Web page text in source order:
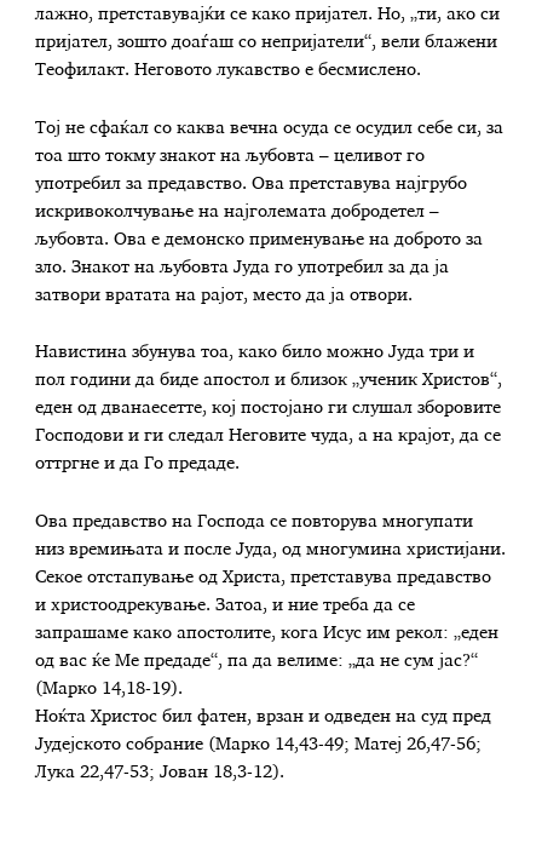
лажно, претставувајќи се како пријател. Но, „ти, ако си
пријател, зошто доаѓаш со непријатели“, вели блажени
Теофилакт. Неговото лукавство е бесмислено.
Тој не сфаќал со каква вечна осуда се осудил себе си, за
тоа што токму знакот на љубовта – целивот го
употребил за предавство. Ова претставува најгрубо
искривоколчување на најголемата добродетел –
љубовта. Ова е демонско применување на доброто за
зло. Знакот на љубовта Јуда го употребил за да ја
затвори вратата на рајот, место да ја отвори.
Навистина збунува тоа, како било можно Јуда три и
пол години да биде апостол и близок „ученик Христов“,
еден од дванаесетте, кој постојано ги слушал зборовите
Господови и ги следал Неговите чуда, а на крајот, да се
оттргне и да Го предаде.
Ова предавство на Господа се повторува многупати
низ времињата и после Јуда, од многумина христијани.
Секое отстапување од Христа, претставува предавство
и христоодрекување. Затоа, и ние треба да се
запрашаме како апостолите, кога Исус им рекол: „еден
од вас ќе Ме предаде“, па да велиме: „да не сум јас?“
(Марко 14,18-19).
Ноќта Христос бил фатен, врзан и одведен на суд пред
Јудејското собрание (Марко 14,43-49; Матеј 26,47-56;
Лука 22,47-53; Јован 18,3-12).